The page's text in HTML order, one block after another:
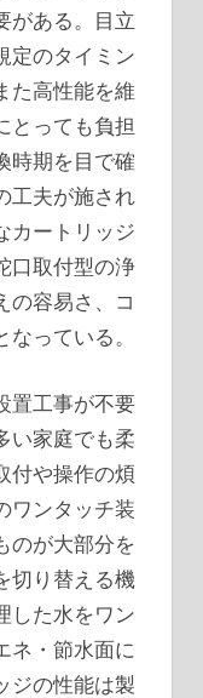
がある。目立
定のタイミン
た高性能を維
とっても負担
時期を目で確
工夫が施され
カートリッジ
口取付型の浄
の容易さ、コ
っている。
置工事が不要
い家庭でも柔
付や操作の煩
ワンタッチ装
のが大部分を
切り替える機
した水をワン
ネ・節水面に
ジの性能は製